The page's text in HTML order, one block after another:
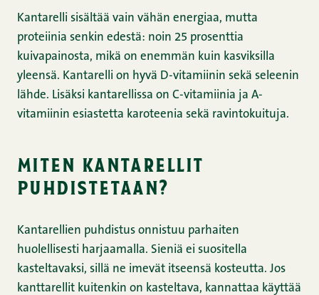
Kantarelli sisältää vain vähän energiaa, mutta
proteiinia senkin edestä: noin 25 prosenttia
kuivapainosta, mikä on enemmän kuin kasviksilla
yleensä. Kantarelli on hyvä D-vitamiinin sekä seleenin
lähde. Lisäksi kantarellissa on C-vitamiinia ja A-
vitamiinin esiastetta karoteenia sekä ravintokuituja.
miten kantarellit
puhdistetaan?
Kantarellien puhdistus onnistuu parhaiten
huolellisesti harjaamalla. Sieniä ei suositella
kasteltavaksi, sillä ne imevät itseensä kosteutta. Jos
kanttarellit kuitenkin on kasteltava, kannattaa käyttää